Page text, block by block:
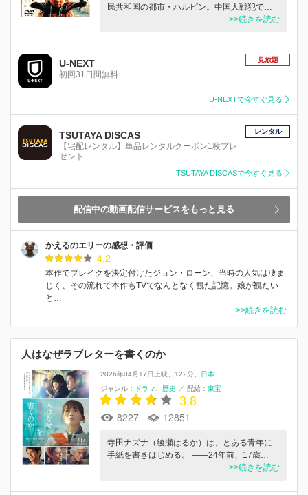
民共和国の都市・ハルピン。中国人戦犯で…
>>続きを読む
U-NEXT
初回31日間無料
見放題
U-NEXTで今すぐ見る
TSUTAYA DISCAS
【宅配レンタル】単品レンタルクーポン1枚プレ
ゼント
レンタル
TSUTAYA DISCASで今すぐ見る
配信中の動画配信サービスをもっと見る
かえるのエリーの感想・評価
4.2
本作でブレイクを決定付けたジョン・ローン、当時の人気は凄ま
じく、その流れで本作もTVでなんとなく観た記憶。娘が観たい
と…
>>続きを読む
人はなぜラブレターを書くのか
2026年04月17日上映 122分
日本
ジャンル：
ドラマ 歴史 ／ 配給： 東宝
3.8
8227 12851
寺田ナズナ（綾瀬はるか）は、とある青年に
手紙を書きはじめる。 ――24年前、17歳…
>>続きを読む